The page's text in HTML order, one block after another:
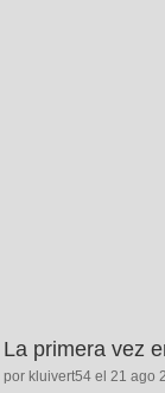
La primera vez
por kluivert54 el 21 ago